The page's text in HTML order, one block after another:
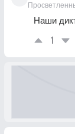
Наши
1